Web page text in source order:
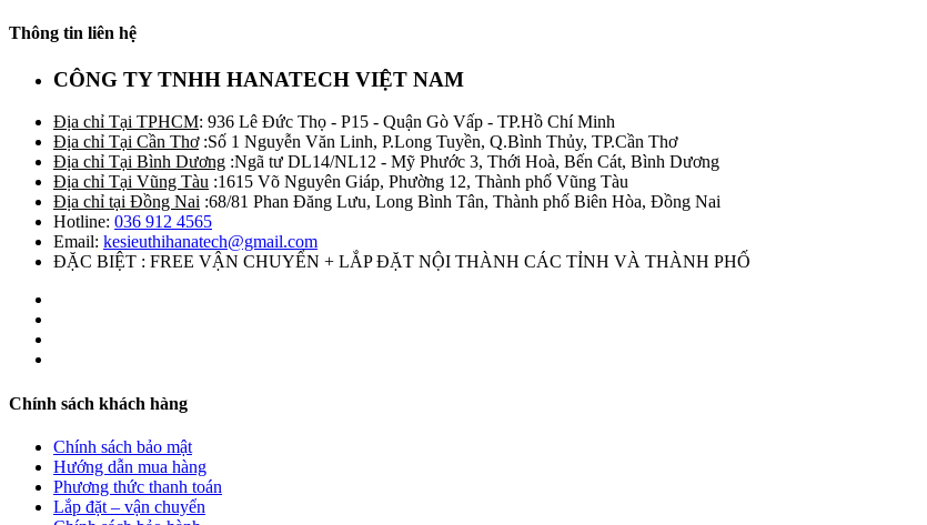
Thông tin liên hệ
CÔNG TY TNHH HANATECH VIỆT NAM
Địa chỉ Tại TPHCM: 936 Lê Đức Thọ - P15 - Quận Gò Vấp - TP.Hồ Chí Minh
Địa chỉ Tại Cần Thơ:Số 1 Nguyễn Văn Linh, P.Long Tuyền, Q.Bình Thủy, TP.Cần Thơ
Địa chỉ Tại Bình Dương :Ngã tư DL14/NL12 - Mỹ Phước 3, Thới Hoà, Bến Cát, Bình Dương
Địa chỉ Tại Vũng Tàu :1615 Võ Nguyên Giáp, Phường 12, Thành phố Vũng Tàu
Địa chỉ tại Đồng Nai :68/81 Phan Đăng Lưu, Long Bình Tân, Thành phố Biên Hòa, Đồng Nai
Hotline: 036 912 4565
Email: kesieuthihanatech@gmail.com
ĐẶC BIỆT : FREE VẬN CHUYỂN + LẮP ĐẶT NỘI THÀNH CÁC TỈNH VÀ THÀNH PHỐ
Chính sách khách hàng
Chính sách bảo mật
Hướng dẫn mua hàng
Phương thức thanh toán
Lắp đặt – vận chuyển